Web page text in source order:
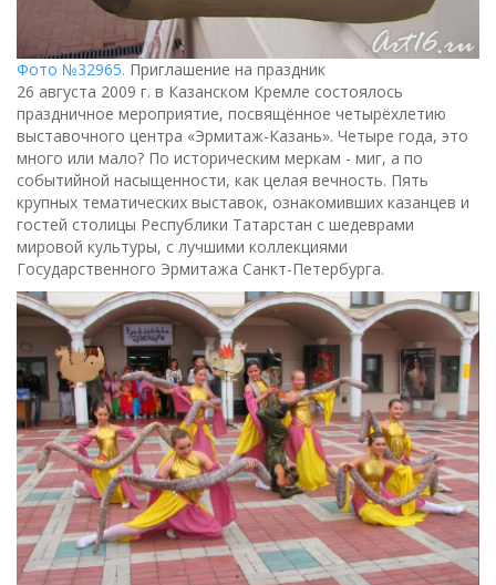
Фото №32965. Приглашение на праздник
26 августа 2009 г. в Казанском Кремле состоялось
праздничное мероприятие, посвящённое четырёхлетию
выставочного центра «Эрмитаж-Казань». Четыре года, это
много или мало? По историческим меркам - миг, а по
событийной насыщенности, как целая вечность. Пять
крупных тематических выставок, ознакомивших казанцев и
гостей столицы Республики Татарстан с шедеврами
мировой культуры, с лучшими коллекциями
Государственного Эрмитажа Санкт-Петербурга.